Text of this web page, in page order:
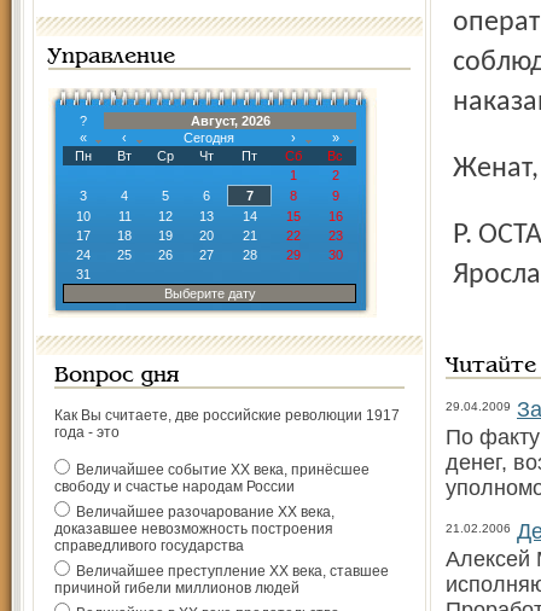
Управление
?
Август, 2026
«
‹ Сегодня ›
»
Пн
Вт Ср Чт Пт Сб
Вс
1
2
3
4 5 6 7 8
9
10
11 12 13 14 15
16
17
18 19 20 21 22
23
24
25 26 27 28 29
30
31
Выберите дату
Вопрос дня
Как Вы считаете, две российские революции 1917
года - это
Величайшее событие ХХ века, принёсшее
свободу и счастье народам России
Величайшее разочарование ХХ века,
доказавшее невозможность построения
справедливого государства
Величайшее преступление ХХ века, ставшее
причиной гибели миллионов людей
Р. ОСТАЩЕНКО, старший помощник прокурора
29.04.2009
По
денег,
21.02.2006
Алексей